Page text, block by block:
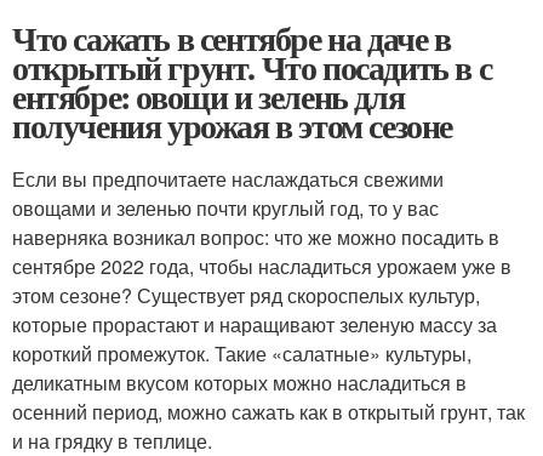
Что сажать в сентябре на даче в
открытый грунт. Что посадить в с
ентябре: овощи и зелень для
получения урожая в этом сезоне
Если вы предпочитаете наслаждаться свежими
овощами и зеленью почти круглый год, то у вас
наверняка возникал вопрос: что же можно посадить в
сентябре 2022 года, чтобы насладиться урожаем уже в
этом сезоне? Существует ряд скороспелых культур,
которые прорастают и наращивают зеленую массу за
короткий промежуток. Такие «салатные» культуры,
деликатным вкусом которых можно насладиться в
осенний период, можно сажать как в открытый грунт, так
и на грядку в теплице.